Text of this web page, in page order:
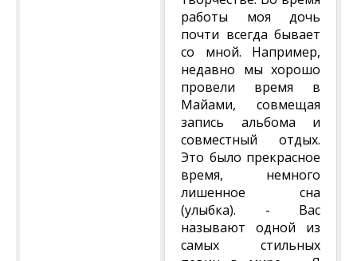
работы моя дочь
почти всегда бывает
со мной. Например,
недавно мы хорошо
провели время в
Майами, совмещая
запись альбома и
совместный отдых.
Это было прекрасное
время, немного
лишенное сна
(улыбка). - Вас
называют одной из
самых стильных